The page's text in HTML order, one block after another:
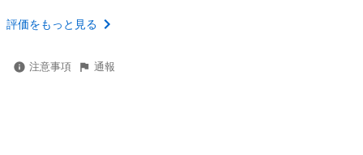
評価をもっと見る
注意事項 通報